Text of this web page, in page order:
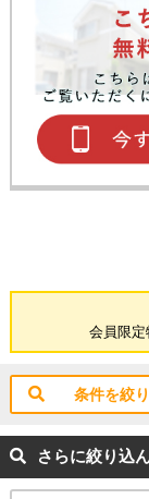
会員限定
条件を絞
さらに絞り込